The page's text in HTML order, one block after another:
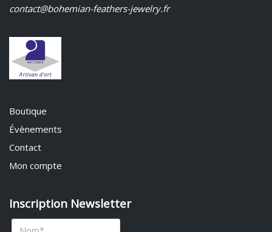
contact@bohemian-feathers-jewelry.fr
Boutique
Évènements
Contact
Mon compte
Inscription Newsletter